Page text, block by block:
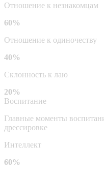
Отношение к незнакомцам
60%
Отношение к одиночеству
40%
Склонность к лаю
20%
Воспитание
Главные моменты
дрессировке
Интеллект
60%